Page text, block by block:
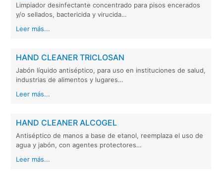
Limpiador desinfectante concentrado para pisos encerados
y/o sellados, bactericida y virucida…
Leer más...
HAND CLEANER TRICLOSAN
Jabón líquido antiséptico, para uso en instituciones de salud,
industrias de alimentos y lugares…
Leer más...
HAND CLEANER ALCOGEL
Antiséptico de manos a base de etanol, reemplaza el uso de
agua y jabón, con agentes protectores…
Leer más...